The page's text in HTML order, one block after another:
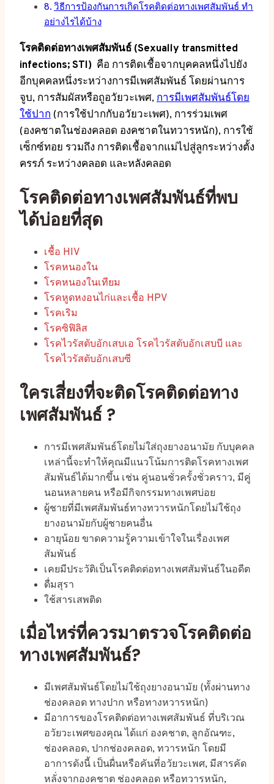
วิธีการป้องกันการเกิดโรคติดต่อทางเพศสัมพันธ์ ทำ
อย่างไรได้บ้าง
โรคติดต่อทางเพศสัมพันธ์ (Sexually transmitted
infections; STI) คือ การติดเชื้อจากบุคคลหนึ่งไปยัง
อีกบุคคลหนึ่งระหว่างการมีเพศสัมพันธ์ โดยผ่านการ
จูบ, การสัมผัสหรือถูอวัยวะเพศ,การมีเพศสัมพันธ์โดย
ใช้ปาก (การใช้ปากกับอวัยวะเพศ), การร่วมเพศ
(องคชาตในช่องคลอด องคชาตในทวารหนัก), การใช้
เซ็กซ์ทอย รวมถึง การติดเชื้อจากแม่ไปสู่ลูกระหว่างตั้ง
ครรภ์ ระหว่างคลอด และหลังคลอด
โรคติดต่อทางเพศสัมพันธ์ที่พบ
ได้บ่อยที่สุด
เชื้อ HIV
โรคหนองใน
โรคหนองในเทียม
โรคหูดหงอนไก่และเชื้อ HPV
โรคเริม
โรคซิฟิลิส
โรคไวรัสตับอักเสบเอ โรคไวรัสตับอักเสบบี และ
โรคไวรัสตับอักเสบซี
ใครเสี่ยงที่จะติดโรคติดต่อทาง
เพศสัมพันธ์ ?
การมีเพศสัมพันธ์โดยไม่ใส่ถุงยางอนามัย กับบุคคล
เหล่านี้จะทำให้คุณมีแนวโน้มการติดโรคทางเพศ
สัมพันธ์ได้มากขึ้น เช่น คู่นอนชั่วครั้งชั่วคราว, มีคู่
นอนหลายคน หรือมีกิจกรรมทางเพศบ่อย
ผู้ชายที่มีเพศสัมพันธ์ทางทวารหนักโดยไม่ใช้ถุง
ยางอนามัยกับผู้ชายคนอื่น
อายุน้อย ขาดความรู้ความเข้าใจในเรื่องเพศ
สัมพันธ์
เคยมีประวัติเป็นโรคติดต่อทางเพศสัมพันธ์ในอดีต
ดื่มสุรา
ใช้สารเสพติด
เมื่อไหร่ที่ควรมาตรวจโรคติดต่อ
ทางเพศสัมพันธ์?
มีเพศสัมพันธ์โดยไม่ใช้ถุงยางอนามัย (ทั้งผ่านทาง
ช่องคลอด ทางปาก หรือทางหวารหนัก)
มีอาการของโรคติดต่อทางเพศสัมพันธ์ ที่บริเวณ
อวัยวะเพศของคุณ ได้แก่ องคชาต, ลูกอัณฑะ,
ช่องคลอด, ปากช่องคลอด, ทวารหนัก โดยมี
อาการดังนี้ เป็นผื่นหรือคันที่อวัยวะเพศ, มีสารคัด
หลั่งจากองคชาต ช่องคลอด หรือทวารหนัก,